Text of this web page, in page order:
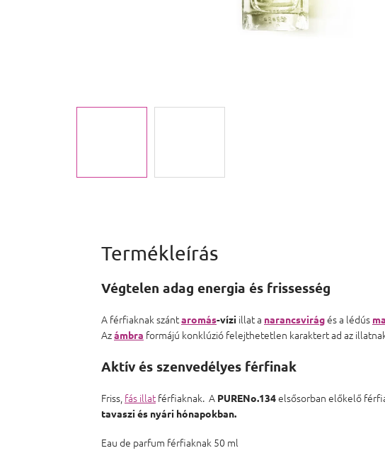
Végtelen adag energia és frissesség
A férfiaknak szántaromás-vízi illat a narancsvirágés a lédús
Azámbra formájú konklúzió felejthetetlen karaktert ad az
Aktív és szenvedélyes férfinak
Friss, fás illat férfiaknak. A PURENo.134elsősorban előkelő
tavaszi és nyári hónapokban.
Eau de parfum férfiaknak 50 ml